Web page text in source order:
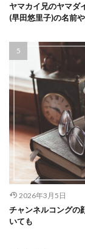
ヤマカイ兄のヤマダ
(早田悠里子)の名前
2026年3月5日
チャンネルコングの
いても